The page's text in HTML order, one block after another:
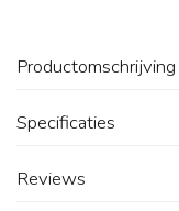
Productomschrijving
Specificaties
Reviews